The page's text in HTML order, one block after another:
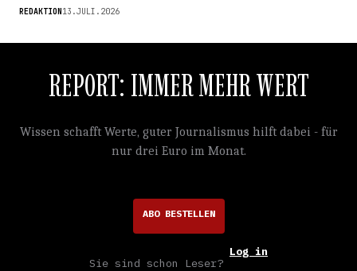
REDAKTION 13.JULI.2026
REPORT: IMMER MEHR WERT
Wissen schafft Werte, guter Journalismus hilft dabei - für
nur drei Euro im Monat.
ABO BESTELLEN
Sie sind schon Leser?
Log in